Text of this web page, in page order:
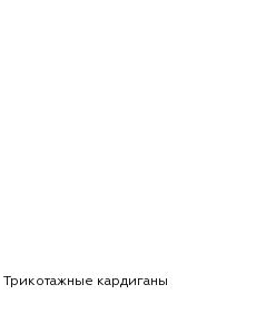
Трикотажные кардиганы